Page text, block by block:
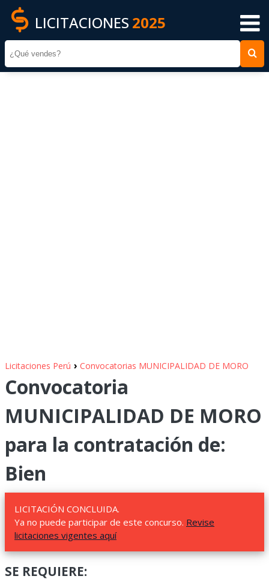
LICITACIONES 2025
Licitaciones Perú › Convocatorias MUNICIPALIDAD DE MORO
Convocatoria
MUNICIPALIDAD DE MORO
para la contratación de:
Bien
LICITACIÓN CONCLUIDA.
Ya no puede participar de este concurso. Revise
licitaciones vigentes aquí
SE REQUIERE: